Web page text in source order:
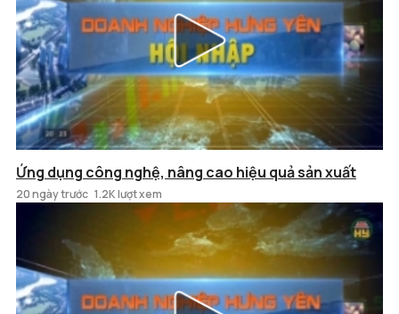
Ứng dụng công nghệ, nâng cao hiệu quả sản xuất
20 ngày trước 1.2K lượt xem